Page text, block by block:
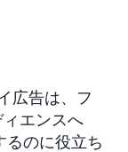
広告は、フ
エンスへ
るのに役立ち